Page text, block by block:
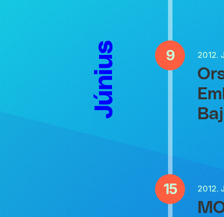
Június 9 2012.
15 2012.